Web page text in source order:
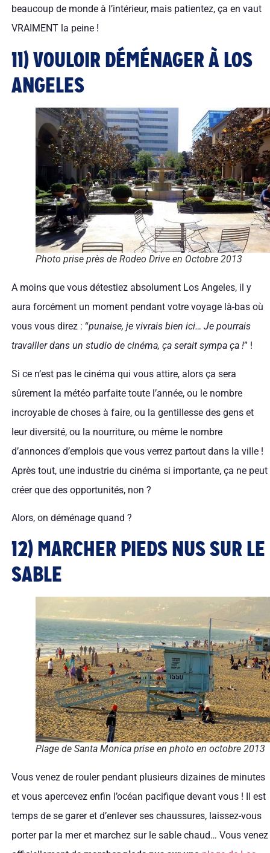
beaucoup de monde à l’intérieur, mais patientez, ça en vaut
VRAIMENT la peine !
11) VOULOIR DÉMÉNAGER À LOS
ANGELES
Photo prise près de Rodeo Drive en Octobre 2013
A moins que vous détestiez absolument Los Angeles, il y
aura forcément un moment pendant votre voyage là-bas où
vous vous direz : “punaise, je vivrais bien ici… Je pourrais
travailler dans un studio de cinéma, ça serait sympa ça !” !
Si ce n’est pas le cinéma qui vous attire, alors ça sera
sûrement la météo parfaite toute l’année, ou le nombre
incroyable de choses à faire, ou la gentillesse des gens et
leur diversité, ou la nourriture, ou même le nombre
d’annonces d’emplois que vous verrez partout dans la ville !
Après tout, une industrie du cinéma si importante, ça ne peut
créer que des opportunités, non ?
Alors, on déménage quand ?
12) MARCHER PIEDS NUS SUR LE
SABLE
Plage de Santa Monica prise en photo en octobre 2013
Vous venez de rouler pendant plusieurs dizaines de minutes
et vous apercevez enfin l’océan pacifique devant vous ! Il est
temps de se garer et d’enlever ses chaussures, laissez-vous
porter par la mer et marchez sur le sable chaud… Vous venez